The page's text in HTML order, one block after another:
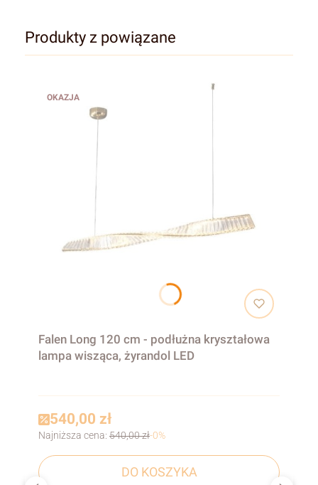
Produkty z powiązane
OKAZJA
Falen Long 120 cm - podłużna kryształowa
lampa wisząca, żyrandol LED
540,00 zł
Najniższa cena: 540,00 zł-0%
DO KOSZYKA